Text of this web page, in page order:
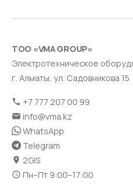
ТОО «VMA GROUP»
Электротехническое
г. Алматы, ул. Садовникова 15
+7 777 207 00 99
info@vma.kz
WhatsApp
Telegram
2GIS
Пн–Пт 9:00–17:00